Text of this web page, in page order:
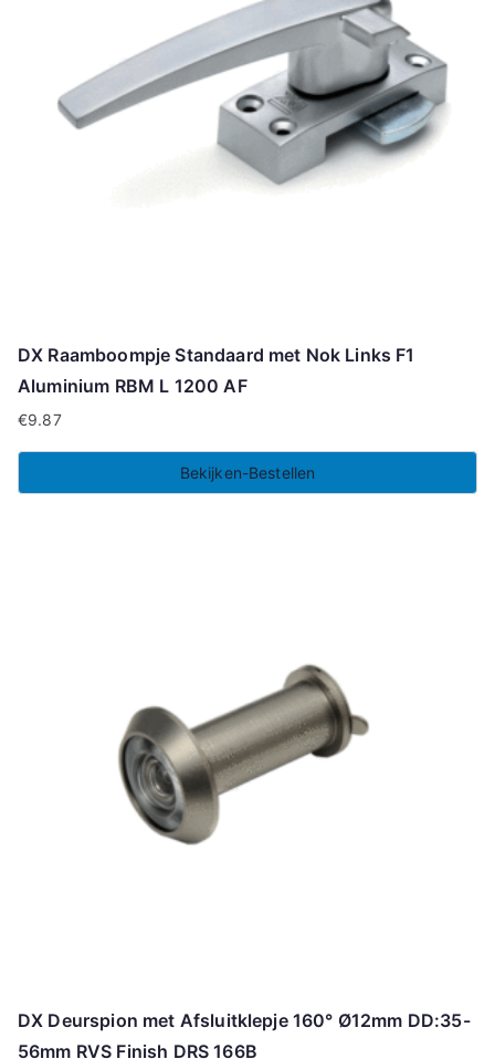
DX Raamboompje Standaard met Nok Links F1
Aluminium RBM L 1200 AF
€9.87
Bekijken-Bestellen
DX Deurspion met Afsluitklepje 160° Ø12mm DD:35-
56mm RVS Finish DRS 166B